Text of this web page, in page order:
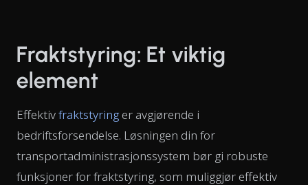
Fraktstyring: Et viktig
element
Effektivfraktstyring er avgjørende i
bedriftsforsendelse. Løsningen din for
transportadministrasjonssystem bør gi robuste
funksjoner for fraktstyring, som muliggjør effektiv